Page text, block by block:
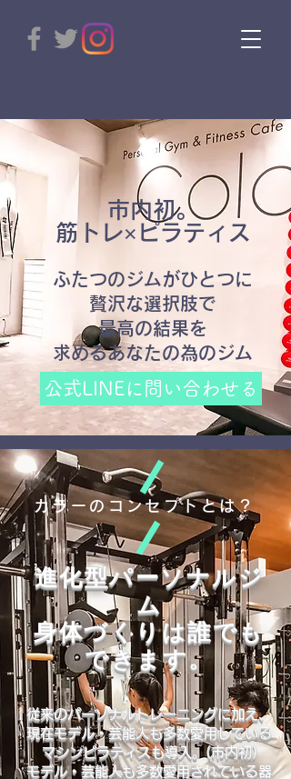
市内初。
筋トレ×ピラティス
ふたつのジムがひとつに
贅沢な選択肢で
最高の結果を
​求めるあなたの為のジム
公式LINEに問い合わせる
カラーのコンセプトとは？
進化型パーソナルジ
ム
​身体づくりは誰でも
できます。
​従来のパーソナルトレーニングに加え、
現在モデル・芸能人も多数愛用している
マシンピラティスも導入。(市内初)
モデル・芸能人も多数愛用されている器